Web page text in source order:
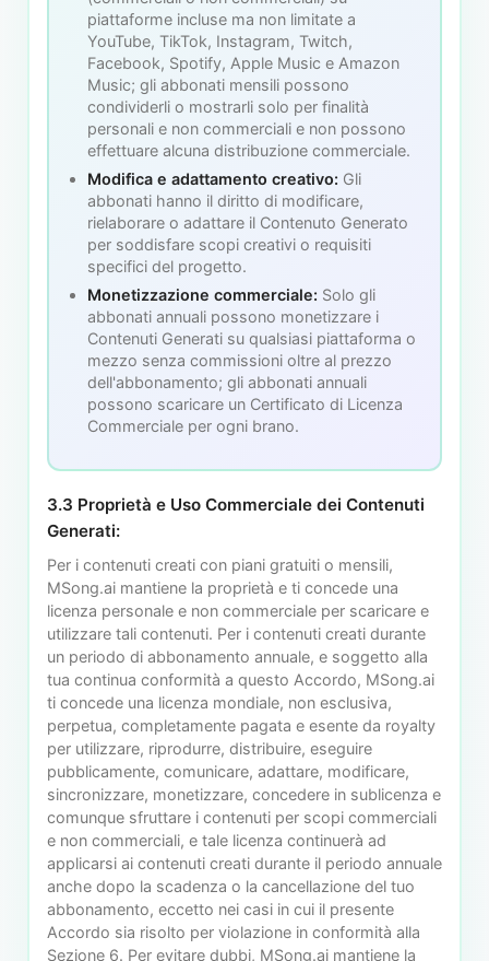
piattaforme incluse ma non limitate a
YouTube, TikTok, Instagram, Twitch,
Facebook, Spotify, Apple Music e Amazon
Music; gli abbonati mensili possono
condividerli o mostrarli solo per finalità
personali e non commerciali e non possono
effettuare alcuna distribuzione commerciale.
Modifica e adattamento creativo: Gli
abbonati hanno il diritto di modificare,
rielaborare o adattare il Contenuto Generato
per soddisfare scopi creativi o requisiti
specifici del progetto.
Monetizzazione commerciale: Solo gli
abbonati annuali possono monetizzare i
Contenuti Generati su qualsiasi piattaforma o
mezzo senza commissioni oltre al prezzo
dell'abbonamento; gli abbonati annuali
possono scaricare un Certificato di Licenza
Commerciale per ogni brano.
3.3 Proprietà e Uso Commerciale dei Contenuti
Generati:
Per i contenuti creati con piani gratuiti o mensili,
MSong.ai mantiene la proprietà e ti concede una
licenza personale e non commerciale per scaricare e
utilizzare tali contenuti. Per i contenuti creati durante
un periodo di abbonamento annuale, e soggetto alla
tua continua conformità a questo Accordo, MSong.ai
ti concede una licenza mondiale, non esclusiva,
perpetua, completamente pagata e esente da royalty
per utilizzare, riprodurre, distribuire, eseguire
pubblicamente, comunicare, adattare, modificare,
sincronizzare, monetizzare, concedere in sublicenza e
comunque sfruttare i contenuti per scopi commerciali
e non commerciali, e tale licenza continuerà ad
applicarsi ai contenuti creati durante il periodo annuale
anche dopo la scadenza o la cancellazione del tuo
abbonamento, eccetto nei casi in cui il presente
Accordo sia risolto per violazione in conformità alla
Sezione 6. Per evitare dubbi, MSong.ai mantiene la